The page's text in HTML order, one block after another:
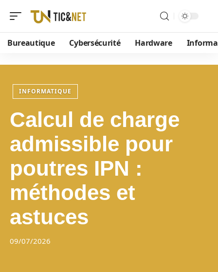
Bureautique Cybersécurité Hardware
INFORMATIQUE
Calcul de charge
admissible pour
poutres IPN :
méthodes et
astuces
09/07/2026